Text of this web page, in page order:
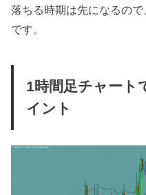
落ちる時期は先になるの
です。
1時間足チャート
イント